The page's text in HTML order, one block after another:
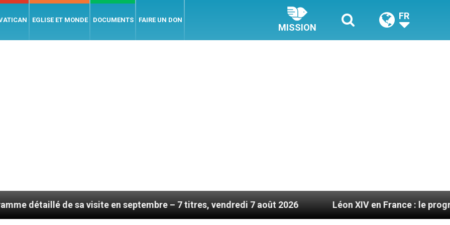
EGLISE ET MONDE DOCUMENTS FAIRE UN DON
MISSION
FR
de sa visite en septembre – 7 titres, vendredi 7 août 2026 Léon XIV en France : le programme